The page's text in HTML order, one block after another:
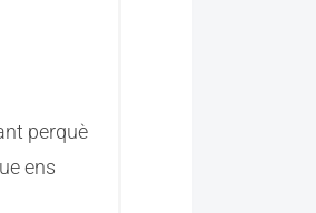
perquè
ens